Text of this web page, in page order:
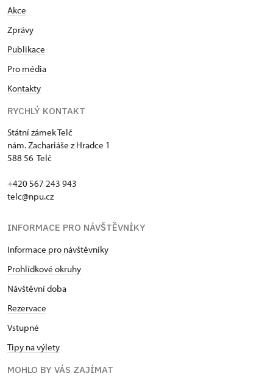
Akce
Zprávy
Publikace
Pro média
Kontakty
RYCHLÝ KONTAKT
Státní zámek Telč
nám. Zachariáše z Hradce 1
588 56 Telč
+420 567 243 943
telc@npu.cz
INFORMACE PRO NÁVŠTĚVNÍKY
Informace pro návštěvníky
Prohlídkové okruhy
Návštěvní doba
Rezervace
Vstupné
Tipy na výlety
MOHLO BY VÁS ZAJÍMAT